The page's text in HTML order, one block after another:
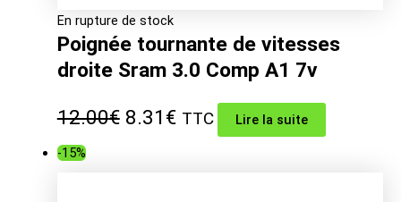
En rupture de stock
Poignée tournante de vitesses
droite Sram 3.0 Comp A1 7v
12.00€ Le
8.31 €Le
TTC Lire la suite
-15%